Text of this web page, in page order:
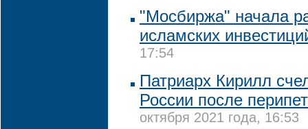
"Мосбиржа" начала
исламских
17:54
Патриарх Кирилл
России после
октября 2021 года, 16:53